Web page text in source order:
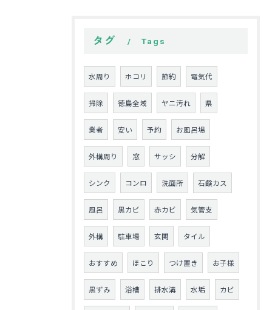
タグ Tags
水周り ホコリ 節約 電気代
掃除 徳島全域 ヤニ汚れ 県
業者 安い 予約 お風呂場
外構周り 窓 サッシ 分解
シンク コンロ 洗面所 石鹸カス
風呂 黒カビ 赤カビ 気管支
外構 駐車場 玄関 タイル
おすすめ ほこり つけ置き お子様
黒ずみ 浴槽 排水溝 水垢 カビ